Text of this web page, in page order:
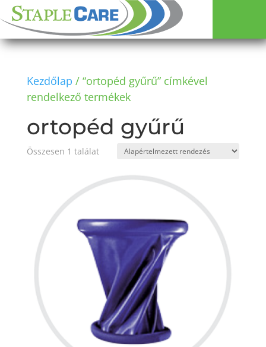
Kezdőlap / “ortopéd gyűrű” címkével
rendelkező termékek
ortopéd gyűrű
Összesen 1 találat